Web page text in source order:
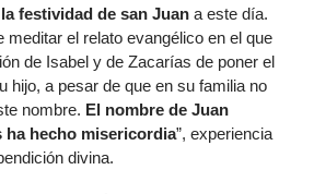
festividad de san Juan a este día.
meditar el relato evangélico en el que
de Isabel y de Zacarías de poner el
hijo, a pesar de que en su familia no
nombre. El nombre de Juan
hecho misericordia”, experiencia
divina.